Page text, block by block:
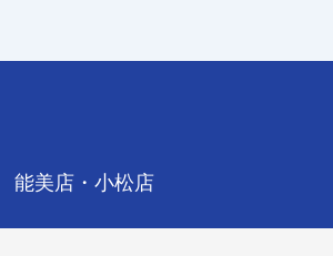
能美店・小松店